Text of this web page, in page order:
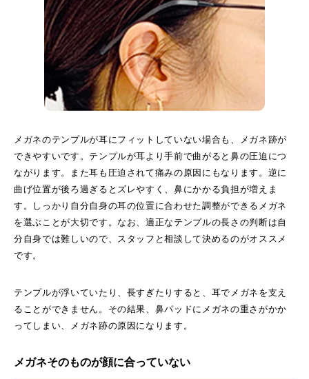
メガネのテンプルが耳にフィットしていない場合も、メガネ跡が
できやすいです。テンプルが耳より手前で曲がると鼻の圧迫につ
ながります。また耳も圧迫されて痛みの原因にもなります。逆に
曲げ位置が後ろ過ぎるとズレやすく、鼻にかかる負担が増えま
す。しっかり自分自身の耳の位置に合わせた調整ができるメガネ
を選ぶことが大切です。なお、適正なテンプルの長さの判断は自
分自身では難しいので、スタッフと相談して決めるのがオススメ
です。
テンプルが浮いていたり、長すぎたりすると、耳でメガネを支え
ることができません。その結果、鼻パッドにメガネの重さがかか
ってしまい、メガネ跡の原因になります。
メガネそのものが顔に合っていない